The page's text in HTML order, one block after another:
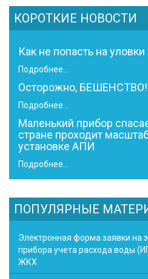
КОРОТКИЕ НОВОСТИ
Как не попасть на
Подробнее...
Осторожно, БЕШЕНСТВО!
Подробнее...
Маленький прибор
стране проходит
установке АПИ
Подробнее...
ПОПУЛЯРНЫЕ
Электронная форма заявки на
прибора учета расхода воды
ЖКХ